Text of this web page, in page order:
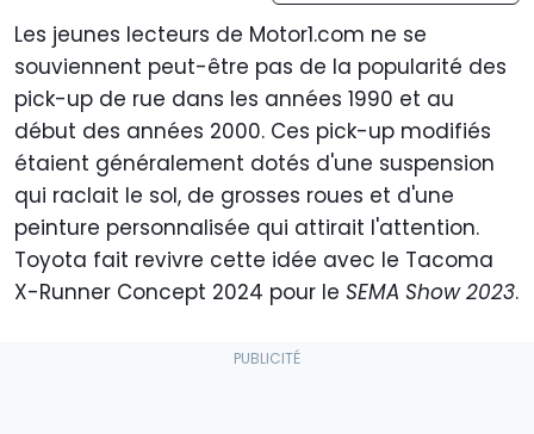
Les jeunes lecteurs de Motor1.com ne se
souviennent peut-être pas de la popularité des
pick-up de rue dans les années 1990 et au
début des années 2000. Ces pick-up modifiés
étaient généralement dotés d'une suspension
qui raclait le sol, de grosses roues et d'une
peinture personnalisée qui attirait l'attention.
Toyota fait revivre cette idée avec le Tacoma
X-Runner Concept 2024 pour le SEMA Show 2023.